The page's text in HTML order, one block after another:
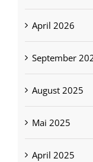
April 2026
September
August 2025
Mai 2025
April 2025